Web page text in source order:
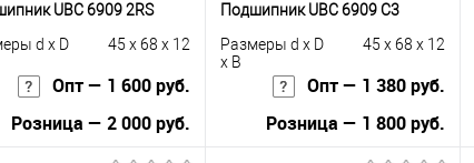
UBC 6909 2RS
d x D
45 x 68 x 12
Опт — 1 600 руб.
Розница — 2 000 руб.
Подшипник UBC 6909 C3
Размеры d x D
x B
45 x 68 x 12
Опт — 1 380 руб.
Розница — 1 800 руб.